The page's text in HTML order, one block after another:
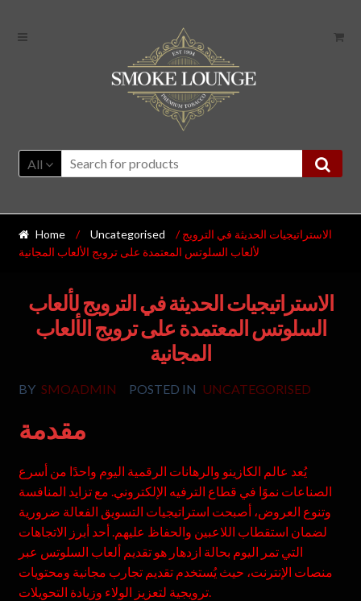
All
Home / Uncategorised
/ الاستراتيجيات الحديثة في الترويج
لألعاب السلوتس المعتمدة على ترويج الألعاب المجانية
الاستراتيجيات الحديثة في الترويج لألعاب
السلوتس المعتمدة على ترويج الألعاب
المجانية
BY SMOADMIN POSTED IN UNCATEGORISED
مقدمة
يُعد عالم الكازينو والرهانات الرقمية اليوم واحدًا من أسرع
الصناعات نموًا في قطاع الترفيه الإلكتروني. مع تزايد المنافسة
وتنوع العروض، أصبحت استراتيجيات التسويق الفعالة ضرورية
لضمان استقطاب اللاعبين والحفاظ عليهم. أحد أبرز الاتجاهات
التي تمر اليوم بحالة ازدهار هو تقديم ألعاب السلوتس عبر
منصات الإنترنت، حيث يُستخدم تقديم تجارب مجانية ومحتويات
ترويجية لتعزيز الولاء وزيادة التحويلات.